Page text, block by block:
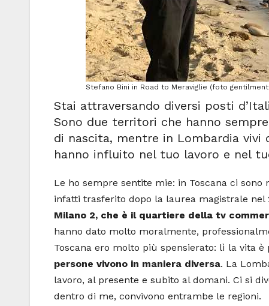
Stefano Bini in Road to Meraviglie (foto
Stai attraversando diversi posti
Sono due territori che hanno
di nascita, mentre in Lombardia
hanno influito nel tuo lavoro e nel
Le ho sempre sentite mie: in Toscana ci
infatti trasferito dopo la laurea magistrale nel
Milano 2, che è il quartiere della tv
hanno dato molto moralmente,
Toscana ero molto più spensierato: lì la vita
persone vivono in maniera diversa. La
lavoro, al presente e subito al domani. Ci si
dentro di me, convivono entrambe le regioni.